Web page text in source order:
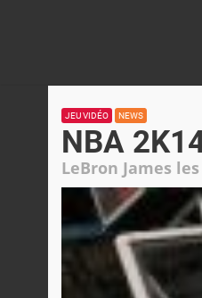
JEU VIDÉO NEWS
NBA
LeBron James